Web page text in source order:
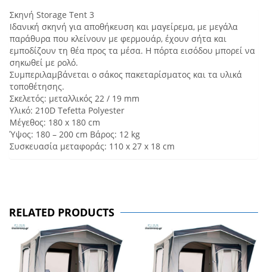
Σκηνή Storage Tent 3
Ιδανική σκηνή για αποθήκευση και μαγείρεμα, με μεγάλα
παράθυρα που κλείνουν με φερμουάρ, έχουν σήτα και
εμποδίζουν τη θέα προς τα μέσα. Η πόρτα εισόδου μπορεί να
σηκωθεί με ρολό.
Συμπεριλαμβάνεται ο σάκος πακεταρίσματος και τα υλικά
τοποθέτησης.
Σκελετός: μεταλλικός 22 / 19 mm
Υλικό: 210D Τefetta Polyester
Μέγεθος: 180 x 180 cm
Ύψος: 180 – 200 cm Βάρος: 12 kg
Συσκευασία μεταφοράς: 110 x 27 x 18 cm
RELATED PRODUCTS